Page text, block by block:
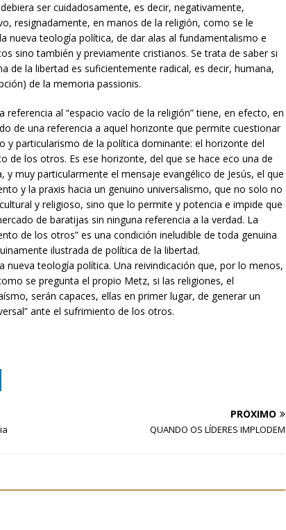
ser cuidadosamente, es decir, negativamente,
resignadamente, en manos de la religión, como se le
nueva teología política, de dar alas al fundamentalismo e
sino también y previamente cristianos. Se trata de saber si
de la libertad es suficientemente radical, es decir, humana,
de la memoria passionis.
al “espacio vacío de la religión” tiene, en efecto, en
de una referencia a aquel horizonte que permite cuestionar
y particularismo de la política dominante: el horizonte del
de los otros. Es ese horizonte, del que se hace eco una de
y muy particularmente el mensaje evangélico de Jesús, el que
y la praxis hacia un genuino universalismo, que no solo no
y religioso, sino que lo permite y potencia e impide que
de baratijas sin ninguna referencia a la verdad. La
de los otros” es una condición ineludible de toda genuina
ilustrada de política de la libertad.
nueva teología política. Una reivindicación que, por lo menos,
se pregunta el propio Metz, si las religiones, el
serán capaces, ellas en primer lugar, de generar un
ante el sufrimiento de los otros.
PRÓXIMO
QUANDO OS LÍDERES IMPLODEM